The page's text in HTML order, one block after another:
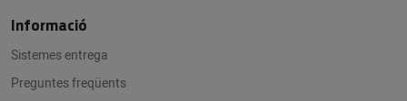
Informació
Sistemes entrega
Preguntes freqüents